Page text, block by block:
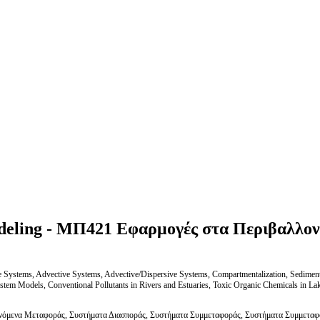
- ΜΠ421 Εφαρμογές στα
Advective Systems, Advective/Dispersive Systems, Compartmentalization,
Models, Conventional Pollutants in Rivers and Estuaries, Toxic Organic Chemicals in
Μεταφοράς, Συστήματα Διασποράς, Συστήματα Συμμεταφοράς, Συστήματα